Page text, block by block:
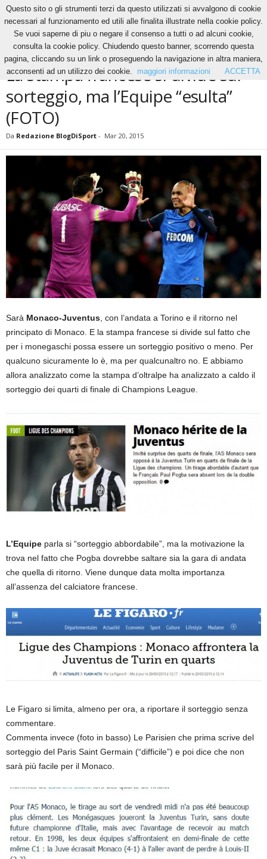
News La stampa francese si divide sul sorteggio, ma l’Equipe “esulta” (FOTO)
NEWS
La stampa francese si divide sul
sorteggio, ma l’Equipe “esulta”
(FOTO)
Da Redazione BlogDiSport - Mar 20, 2015
Sarà Monaco-Juventus , con l’andata a Torino e il ritorno nel
principato di Monaco. E la stampa francese si divide sul fatto che
per i monegaschi possa essere un sorteggio positivo o meno. Per
qualcuno sicuramente lo è, ma per qualcunaltro no. E abbiamo
allora analizzato come la stampa d’oltralpe ha analizzato a caldo il
sorteggio dei quarti di finale di Champions League.
L’Equipe parla si “sorteggio abbordabile”, ma la motivazione la
trova nel fatto che Pogba dovrebbe saltare sia la gara di andata
che quella di ritorno. Viene dunque data molta importanza
all’assenza del calciatore francese.
Le Figaro si limita, almeno per ora, a riportare il sorteggio senza
commentare.
Commenta invece (foto in basso) Le Parisien che prima scrive del
sorteggio del Paris Saint Germain (“difficile”) e poi dice che non
sarà più facile per il Monaco.
Questo sito o gli strumenti terzi da questo utilizzati si avvalgono di cookie
necessari al funzionamento ed utili alle finalita illustrate nella cookie policy.
Se vuoi saperne di piu o negare il consenso a tutti o ad alcuni cookie,
consulta la cookie policy. Chiudendo questo banner, scorrendo questa
pagina, cliccando su un link o proseguendo la navigazione in altra maniera,
acconsenti ad un utilizzo dei cookie.
maggiori informazioni ACCETTA